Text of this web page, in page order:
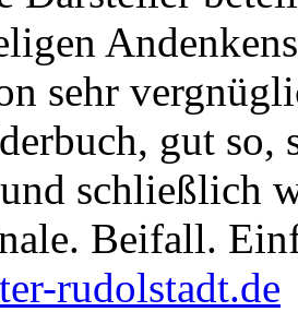
sehr
gut so,
schließlich
Beifall.
rudolstadt.de